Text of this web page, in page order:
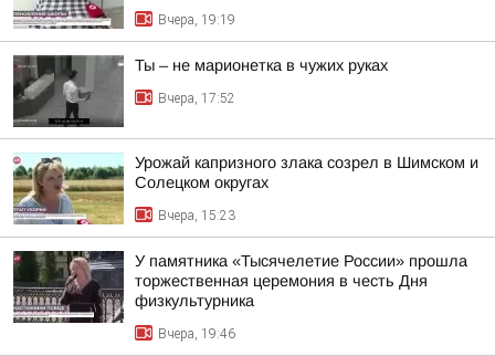
Вчера, 19:19
Ты – не марионетка в чужих руках
Вчера, 17:52
Урожай капризного злака созрел в Шимском и
Солецком округах
Вчера, 15:23
У памятника «Тысячелетие России» прошла
торжественная церемония в честь Дня
физкультурника
Вчера, 19:46